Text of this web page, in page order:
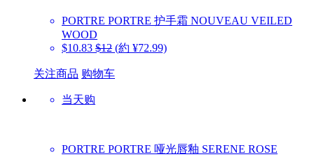
PORTRE PORTRE 护手霜 NOUVEAU VEILED
WOOD
$10.83 $12 (約 ¥72.99)
关注商品 购物车
当天购
PORTRE PORTRE 哑光唇釉 SERENE ROSE